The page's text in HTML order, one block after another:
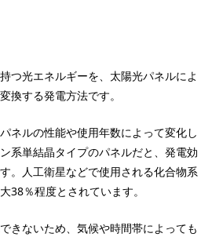
つ光エネルギーを、太陽光パネルによ
換する発電方法です。
ネルの性能や使用年数によって変化し
系単結晶タイプのパネルだと、発電効
。人工衛星などで使用される化合物系
38％程度とされています。
きないため、気候や時間帯によっても